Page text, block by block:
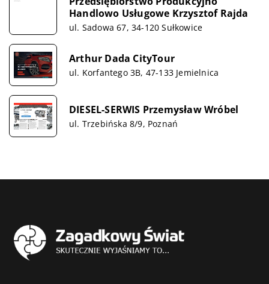
Handlowo Usługowe Krzysztof Rajda
ul. Sadowa 67, 34-120 Sułkowice
Arthur Dada CityTour
ul. Korfantego 3B, 47-133 Jemielnica
DIESEL-SERWIS Przemysław Wróbel
ul. Trzebińska 8/9, Poznań